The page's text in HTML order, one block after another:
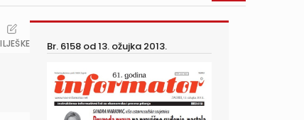
Br. 6158 od13. ožujka 2013.